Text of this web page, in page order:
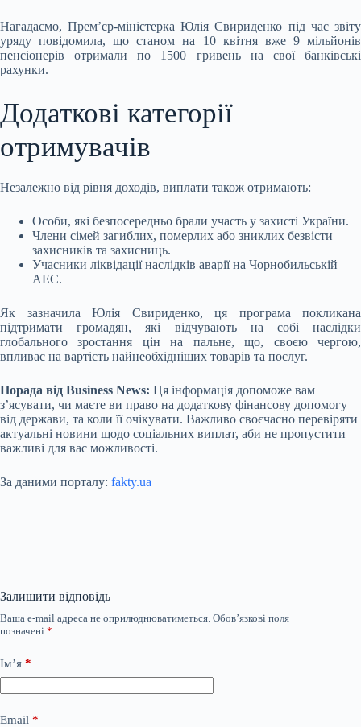
Нагадаємо, Прем’єр-міністерка Юлія Свириденко під час звіту
уряду повідомила, що станом на 10 квітня вже 9 мільйонів
пенсіонерів отримали по 1500 гривень на свої банківські
рахунки.
Додаткові категорії
отримувачів
Незалежно від рівня доходів, виплати також отримають:
Особи, які безпосередньо брали участь у захисті України.
Члени сімей загиблих, померлих або зниклих безвісти
захисників та захисниць.
Учасники ліквідації наслідків аварії на Чорнобильській
АЕС.
Як зазначила Юлія Свириденко, ця програма покликана
підтримати громадян, які відчувають на собі наслідки
глобального зростання цін на пальне, що, своєю чергою,
впливає на вартість найнеобхідніших товарів та послуг.
Порада від Business News: Ця інформація допоможе вам
з’ясувати, чи маєте ви право на додаткову фінансову допомогу
від держави, та коли її очікувати. Важливо своєчасно перевіряти
актуальні новини щодо соціальних виплат, аби не пропустити
важливі для вас можливості.
За даними порталу: fakty.ua
Залишити відповідь
Ваша e-mail адреса не оприлюднюватиметься. Обов’язкові поля
позначені *
Ім’я *
Email *